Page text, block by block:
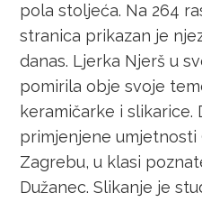
pola stoljeća. Na 264
stranica prikazan je
danas. Ljerka Njerš u
pomirila obje svoje
keramičarke i slikarice.
primjenjene umjetnosti
Zagrebu, u klasi
Dužanec. Slikanje je